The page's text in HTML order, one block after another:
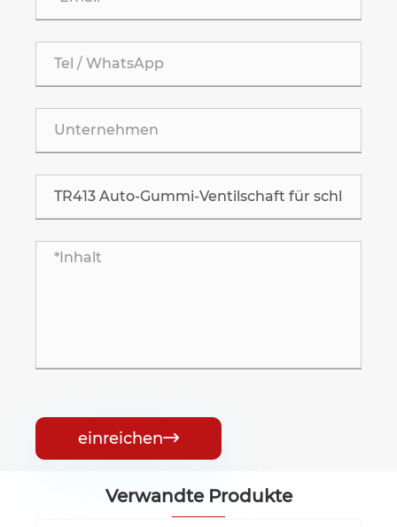
einreichen
Verwandte Produkte